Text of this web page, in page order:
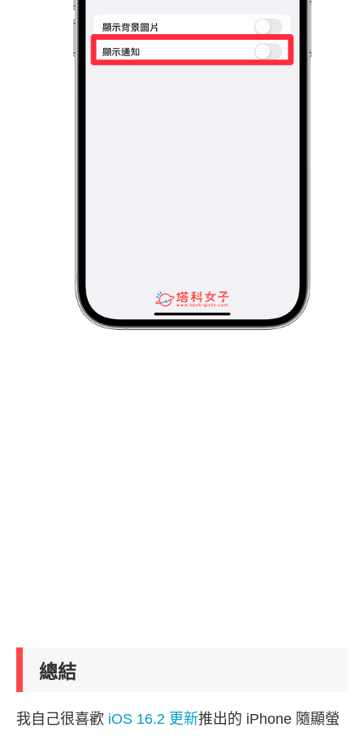
總結
我自己很喜歡 iOS 16.2 更新推出的 iPhone 隨顯螢